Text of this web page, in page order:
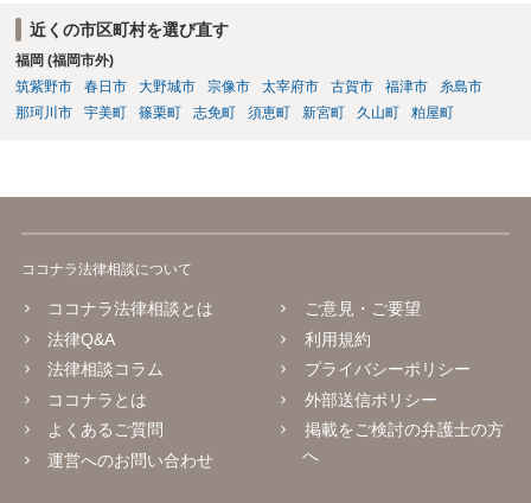
近くの市区町村を選び直す
福岡 (福岡市外)
筑紫野市
春日市 大野城市 宗像市 太宰府市 古賀市 福津市
糸島市
那珂川市
宇美町 篠栗町 志免町 須恵町 新宮町 久山町 粕屋町
ココナラ法律相談について
ココナラ法律相談とは
法律Q&A
法律相談コラム
ココナラとは
よくあるご質問
運営へのお問い合わせ
ご意見・ご要望
利用規約
プライバシーポリシー
外部送信ポリシー
掲載をご検討の弁護士の方
へ